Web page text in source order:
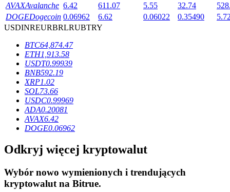
Blokady BTR
Pożyczki
AVAXAvalanche 6.42 611.07 5.55 32.74
DOGEDogecoin 0.06962 6.62 0.06022 0.35490
USDINREURBRLRUBTRY
BTC64,874.47
ETH1,913.58
USDT0.99939
BNB592.19
XRP1.02
SOL73.66
USDC0.99969
ADA0.20081
AVAX6.42
DOGE0.06962
Odkryj więcej kryptowalut
Wybór nowo wymienionych i trendujących
kryptowalut na Bitrue.